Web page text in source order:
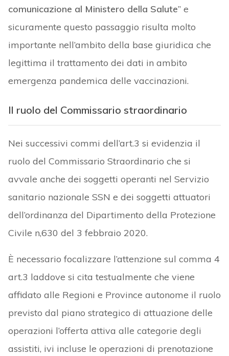
comunicazione al Ministero della Salute” e
sicuramente questo passaggio risulta molto
importante nell’ambito della base giuridica che
legittima il trattamento dei dati in ambito
emergenza pandemica delle vaccinazioni.
Il ruolo del Commissario straordinario
Nei successivi commi dell’art.3 si evidenzia il
ruolo del Commissario Straordinario che si
avvale anche dei soggetti operanti nel Servizio
sanitario nazionale SSN e dei soggetti attuatori
dell’ordinanza del Dipartimento della Protezione
Civile n,630 del 3 febbraio 2020.
È necessario focalizzare l’attenzione sul comma 4
art.3 laddove si cita testualmente che viene
affidato alle Regioni e Province autonome il ruolo
previsto dal piano strategico di attuazione delle
operazioni l’offerta attiva alle categorie degli
assistiti, ivi incluse le operazioni di prenotazione